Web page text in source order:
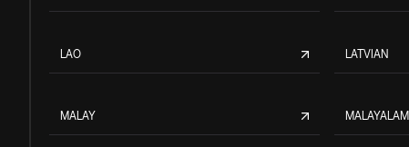
LAO LATVIAN
MALAY MALAYALAM